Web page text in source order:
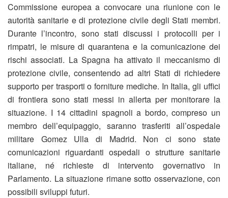
Commissione europea a convocare una riunione con le
autorità sanitarie e di protezione civile degli Stati membri.
Durante l’incontro, sono stati discussi i protocolli per i
rimpatri, le misure di quarantena e la comunicazione dei
rischi associati. La Spagna ha attivato il meccanismo di
protezione civile, consentendo ad altri Stati di richiedere
supporto per trasporti o forniture mediche. In Italia, gli uffici
di frontiera sono stati messi in allerta per monitorare la
situazione. I 14 cittadini spagnoli a bordo, compreso un
membro dell’equipaggio, saranno trasferiti all’ospedale
militare Gomez Ulla di Madrid. Non ci sono state
comunicazioni riguardanti ospedali o strutture sanitarie
italiane, né richieste di intervento governativo in
Parlamento. La situazione rimane sotto osservazione, con
possibili sviluppi futuri.